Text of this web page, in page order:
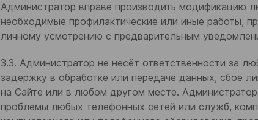
Администратор вправе производить модификацию
необходимые профилактические или иные работы,
личному усмотрению с предварительным
3.3. Администратор не несёт ответственности за
задержку в обработке или передаче данных, сбое
на Сайте или в любом другом месте.
проблемы любых телефонных сетей или служб,
Телефон
Согласен на обработкуперсональных данных
Отдел
+7 (855) 932-68-
+7 (843) 202-37-